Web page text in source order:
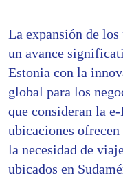
La expansión de los
un avance
Estonia con la
global para los
que consideran la
ubicaciones
la necesidad de
ubicados en